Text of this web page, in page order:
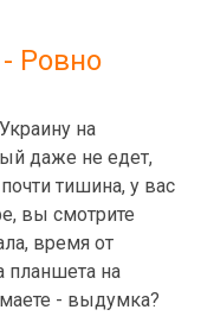
Ровно
на
даже не едет,
тишина, у вас
вы смотрите
время от
планшета на
- выдумка?